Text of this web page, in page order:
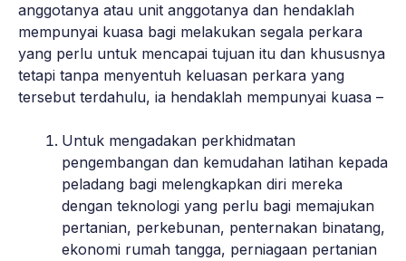
anggotanya atau unit anggotanya dan hendaklah
mempunyai kuasa bagi melakukan segala perkara
yang perlu untuk mencapai tujuan itu dan khususnya
tetapi tanpa menyentuh keluasan perkara yang
tersebut terdahulu, ia hendaklah mempunyai kuasa –
Untuk mengadakan perkhidmatan
pengembangan dan kemudahan latihan kepada
peladang bagi melengkapkan diri mereka
dengan teknologi yang perlu bagi memajukan
pertanian, perkebunan, penternakan binatang,
ekonomi rumah tangga, perniagaan pertanian